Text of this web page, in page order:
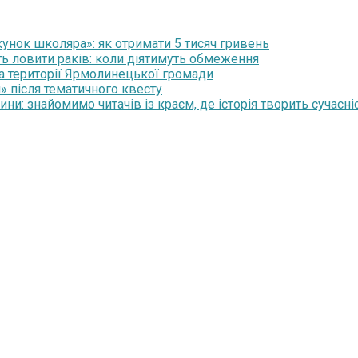
школяра»: як отримати 5 тисяч гривень
ловити раків: коли діятимуть обмеження
території Ярмолинецької громади
тематичного квесту
знайомимо читачів із краєм, де історія творить